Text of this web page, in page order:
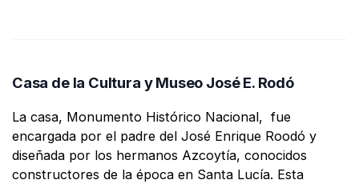
Casa de la Cultura y Museo José E. Rodó
La casa, Monumento Histórico Nacional, fue
encargada por el padre del José Enrique Roodó y
diseñada por los hermanos Azcoytía, conocidos
constructores de la época en Santa Lucía. Esta